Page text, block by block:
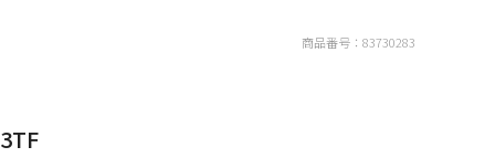
商品番号： 83730283